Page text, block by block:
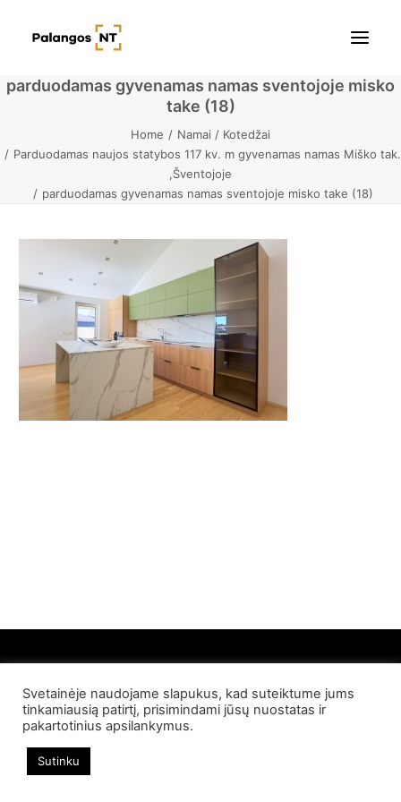
Butai
Namai / Kotedžai
Žemės sklypai
Kontaktai
parduodamas gyvenamas namas sventojoje misko
take (18)
Home
Namai / Kotedžai
Parduodamas naujos statybos 117 kv. m gyvenamas namas Miško tak.
,Šventojoje
parduodamas gyvenamas namas sventojoje misko take (18)
© 2022 Palangos NT. Visos teisės saugomos
Svetainėje naudojame slapukus, kad suteiktume jums
tinkamiausią patirtį, prisimindami jūsų nuostatas ir
pakartotinius apsilankymus.
Sutinku